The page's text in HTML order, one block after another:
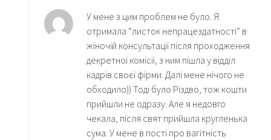
У мене з цим проблем не було. Я
отримала “листок непрацездатності” в
жіночій консультації після проходження
декретної комісії, з ним пішла у відділ
кадрів своєї фірми. Далі мене нічого не
обходило)) Тоді було Різдво, тож кошти
прийшли не одразу. Але я недовго
чекала, після свят прийшла кругленька
сума. У мене в пості про вагітність